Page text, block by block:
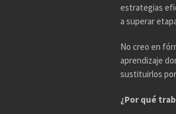
estrategias
a superar
No creo en
aprendizaje
sustituirlos
¿Por qué